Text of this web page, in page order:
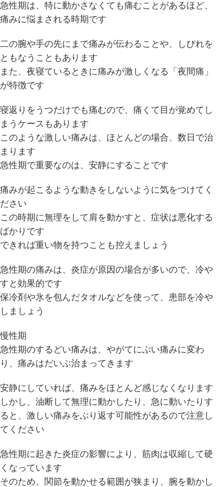
急性期は、特に動かさなくても痛むことがあるほど、
痛みに悩まされる時期です
二の腕や手の先にまで痛みが伝わることや、しびれを
ともなうこともあります
また、夜寝ているときに痛みが激しくなる「夜間痛」
が特徴です
寝返りをうつだけでも痛むので、痛くて目が覚めてし
まうケースもあります
このような激しい痛みは、ほとんどの場合、数日で治
まります
急性期で重要なのは、安静にすることです
痛みが起こるような動きをしないように気をつけてく
ださい
この時期に無理をして肩を動かすと、症状は悪化する
ばかりです
できれば重い物を持つことも控えましょう
急性期の痛みは、炎症が原因の場合が多いので、冷や
すと効果的です
保冷剤や氷を包んだタオルなどを使って、患部を冷や
しましょう
慢性期
急性期のするどい痛みは、やがてにぶい痛みに変わ
り、痛みはだいぶ治まってきます
安静にしていれば、痛みをほとんど感じなくなります
しかし、油断して無理に動かしたり、急に動いたりす
ると、激しい痛みをぶり返す可能性があるので注意し
てください
急性期に起きた炎症の影響により、筋肉は収縮して硬
くなっています
そのため、関節を動かせる範囲が狭まり、腕を動かし